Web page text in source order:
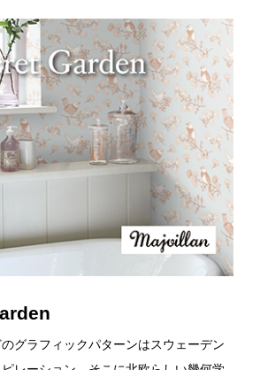
グラフィックパターンはスウェーデン